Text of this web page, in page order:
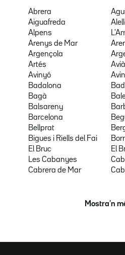
Abrera
Aiguafreda
Alpens
Arenys de Mar
Argençola
Artés
Avià
Avinyó
Badalona
Bagà
Balsareny
Barcelona
Bellprat
Bigues i Riells del Fai
El Bruc
El
Les Cabanyes
Cabrera de Mar
Mostra’n